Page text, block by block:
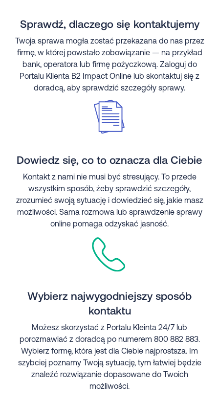
Sprawdź, dlaczego się kontaktujemy
Twoja sprawa mogła zostać przekazana do nas przez
firmę, w której powstało zobowiązanie — na przykład
bank, operatora lub firmę pożyczkową. Zaloguj do
Portalu Klienta B2 Impact Online lub skontaktuj się z
doradcą, aby sprawdzić szczegóły sprawy.
Dowiedz się, co to oznacza dla Ciebie
Kontakt z nami nie musi być stresujący. To przede
wszystkim sposób, żeby sprawdzić szczegóły,
zrozumieć swoją sytuację i dowiedzieć się, jakie masz
możliwości. Sama rozmowa lub sprawdzenie sprawy
online pomaga odzyskać jasność.
Wybierz najwygodniejszy sposób
kontaktu
Możesz skorzystać z Portalu Kleinta 24/7 lub
porozmawiać z doradcą po numerem 800 882 883.
Wybierz formę, która jest dla Ciebie najprostsza. Im
szybciej poznamy Twoją sytuację, tym łatwiej będzie
znaleźć rozwiązanie dopasowane do Twoich
możliwości.